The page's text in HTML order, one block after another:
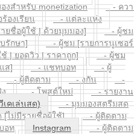
สำหรับ monetization
- ควา
งเรียน
- แต่ละแห่ง
ชื่อผู้ใช้ | ด้วยมุมมอง]
- ผู้ชม
รักษา]
- ผู้ชม [รายการนูเซอ
| ยอดวิว | ราคาถูก]
- ผู้ชม
ส]
- แชทบอท
- ผู้
- ผู้ติดตาม - งกัน
-
- โพสต์ใหม่
- รายงาน
เคเล่นสด)
- มุมมองสตรีมสด
ม่มีรายชื่อผู้ใช้]
- ผู้ติดตาม
อท Instagram
- ผู้ติดตาม